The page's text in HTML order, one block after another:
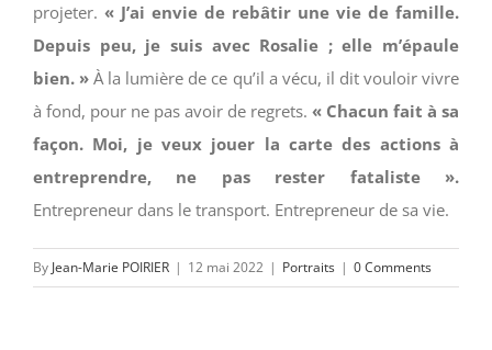
projeter. « J’ai envie de rebâtir une vie de famille.
Depuis peu, je suis avec Rosalie ; elle m’épaule
bien. » À la lumière de ce qu’il a vécu, il dit vouloir vivre
à fond, pour ne pas avoir de regrets. « Chacun fait à sa
façon. Moi, je veux jouer la carte des actions à
entreprendre, ne pas rester fataliste ».
Entrepreneur dans le transport. Entrepreneur de sa vie.
ByJean-Marie POIRIER | 12 mai 2022 | Portraits | 0 Comments